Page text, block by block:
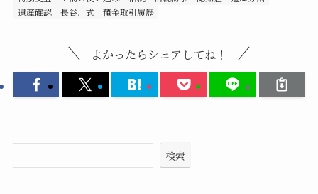
遺産確認
長谷川式 預金取引履歴
よかったらシェアしてね！
検索